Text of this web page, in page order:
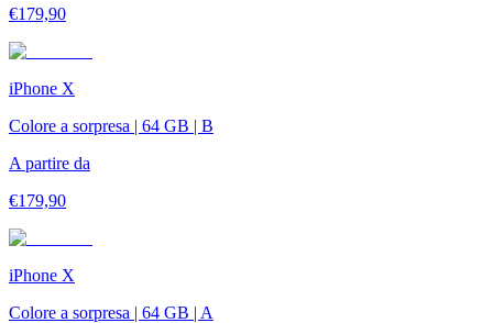
€179,90
iPhone X
Colore a sorpresa | 64 GB | B
A partire da
€179,90
iPhone X
Colore a sorpresa | 64 GB | A